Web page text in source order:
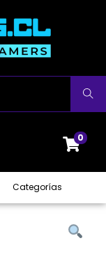
Buscar
0
Categorías